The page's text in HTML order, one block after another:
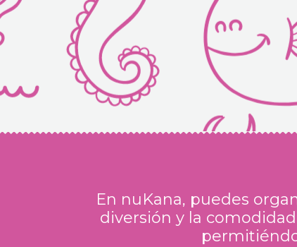
En nuKana, puedes
diversión y la